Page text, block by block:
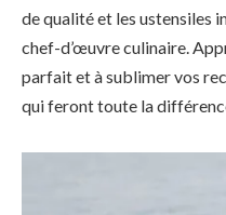
de qualité et les ustensiles
chef-d’œuvre culinaire.
parfait et à sublimer vos
qui feront toute la